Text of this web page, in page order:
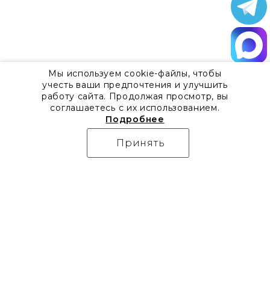
Мы используем cookie-файлы, чтобы
учесть ваши предпочтения и улучшить
работу сайта. Продолжая просмотр, вы
соглашаетесь с их использованием.
Подробнее
Принять